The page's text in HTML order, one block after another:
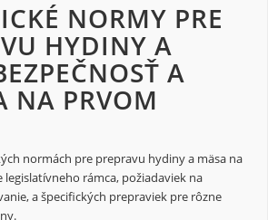
NORMY PRE
HYDINY A
A
NA PRVOM
normách pre prepravu hydiny a mäsa na
legislatívneho rámca, požiadaviek na
a špecifických prepraviek pre rôzne